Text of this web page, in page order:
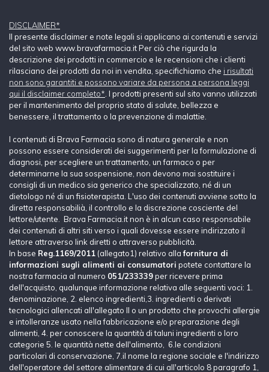
DISCLAIMER*
Il presente disclaimer e note legali si applicano ai contenuti e servizi
del sito web www.bravafarmacia.it Per ciò che rigurda la
descrizione dei prodotti in commercio e le recensioni che i clienti
rilasciano dei prodotti da noi in vendita, specifichiamo che i risultati
non sono garantiti e possono variare da persona a persona leggi
qui il disclaimer completo* . I prodotti presenti sul sito vanno utilizzati
per il mantenimento del proprio stato di salute, bellezza e
benessere, il trattamento o la prevenzione di malattie.
I contenuti di Brava Farmacia sono di natura generale e non
possono essere considerati dei suggerimenti per la formulazione di
diagnosi, per scegliere un trattamento, un farmaco o per
determinarne la sua sospensione, non devono mai sostituire i
consigli di un medico sia generico che specializzato, né di un
dietologo né di un fisioterapista. L'uso dei contenuti avviene sotto la
diretta responsabilià, il controllo e la discrezione cosciente del
lettore/utente. Brava Farmacia.it non è in alcun caso responsabile
dei contenuti di altri siti verso i quali dovesse essere indirizzato il
lettore attraverso link diretti o attraverso pubblicità.
In base Reg.1169/2011 (allegato1) relativo allafornitura di
informazioni sugli alimenti ai consumatori potete contattare la
nostra farmacia al numero 051/233339per ricevere prima
dell'acquisto, qualunque informazione relativa alle seguenti voci: 1.
denominazione, 2. elenco ingredienti,3. ingredienti o derivati
tecnologici allencati all'allegato II o un prodotto che provochi allergie
e intolleranze usato nella fabbricazione e/o preparazione degli
alimenti, 4. per conoscere la quantità di taluni ingredienti o loro
categorie 5. le quantità nette dell'alimento, 6.le condizioni
particolari di conservazione, 7.il nome la regione sociale e l'indirizzo
dell'operatore del settore alimentare di cui all'articolo 8 paragrafo 1,